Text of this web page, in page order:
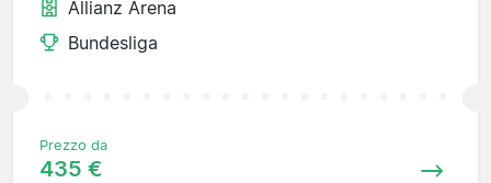
Allianz Arena
Bundesliga
Prezzo da
435 €